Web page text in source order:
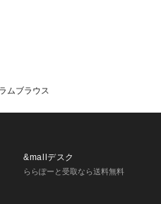
ムブラウス
&mallデスク
ららぽーと受取なら送料無料